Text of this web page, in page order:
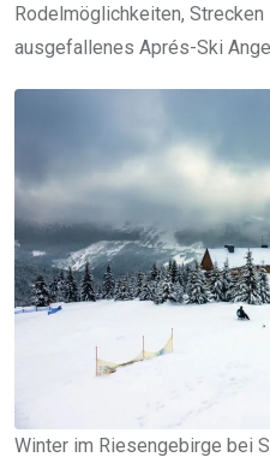
Rodelmöglichkeiten,
ausgefallenes Aprés-Ski
Winter im Riesengebirge bei